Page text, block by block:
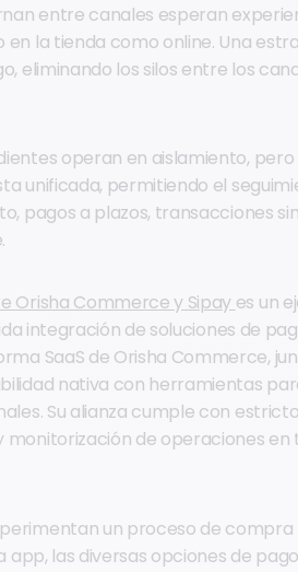
entre canales esperan
la tienda como online. Una
eliminando los silos entre los
operan en aislamiento,
unificada, permitiendo el
pagos a plazos, transacciones
Orisha Commerce y Sipay es un
integración de soluciones de
SaaS de Orisha Commerce,
nativa con herramientas
Su alianza cumple con
monitorización de operaciones
un proceso de compra
app, las diversas opciones de